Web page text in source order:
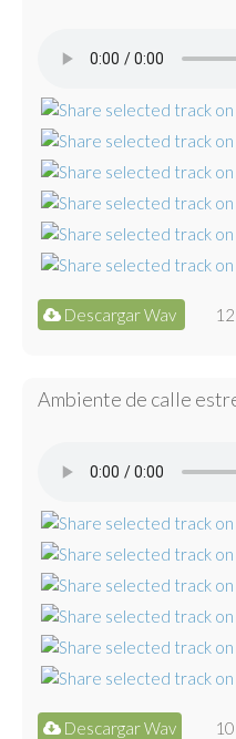
Descargar Wav
Ambiente de calle
Descargar Wav